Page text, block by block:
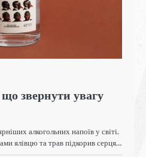
звернути увагу
алкогольних напоїв у світі.
ялівцю та трав підкорив серця…